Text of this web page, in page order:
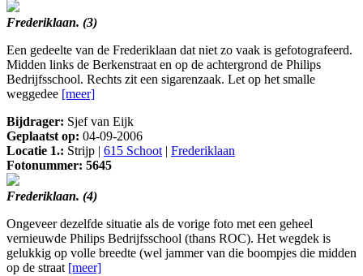
Frederiklaan. (3)
Een gedeelte van de Frederiklaan dat niet zo vaak is gefotografeerd.
Midden links de Berkenstraat en op de achtergrond de Philips
Bedrijfsschool. Rechts zit een sigarenzaak. Let op het smalle
weggedee [meer]
Bijdrager: Sjef van Eijk
Geplaatst op: 04-09-2006
Locatie 1.: Strijp | 615 Schoot| Frederiklaan
Fotonummer: 5645
Frederiklaan. (4)
Ongeveer dezelfde situatie als de vorige foto met een geheel
vernieuwde Philips Bedrijfsschool (thans ROC). Het wegdek is
gelukkig op volle breedte (wel jammer van die boompjes die midden
op de straat [meer]